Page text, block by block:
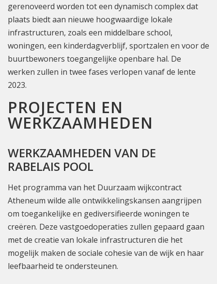
gerenoveerd worden tot een dynamisch complex dat
plaats biedt aan nieuwe hoogwaardige lokale
infrastructuren, zoals een middelbare school,
woningen, een kinderdagverblijf, sportzalen en voor de
buurtbewoners toegangelijke openbare hal. De
werken zullen in twee fases verlopen vanaf de lente
2023.
PROJECTEN EN
WERKZAAMHEDEN
WERKZAAMHEDEN VAN DE
RABELAIS POOL
Het programma van het Duurzaam wijkcontract
Atheneum wilde alle ontwikkelingskansen aangrijpen
om toegankelijke en gediversifieerde woningen te
creëren. Deze vastgoedoperaties zullen gepaard gaan
met de creatie van lokale infrastructuren die het
mogelijk maken de sociale cohesie van de wijk en haar
leefbaarheid te ondersteunen.